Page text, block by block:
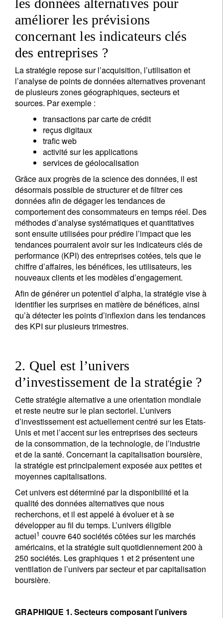
les données alternatives pour
améliorer les prévisions
concernant les indicateurs clés
des entreprises ?
La stratégie repose sur l’acquisition, l’utilisation et
l’analyse de points de données alternatives provenant
de plusieurs zones géographiques, secteurs et
sources. Par exemple :
transactions par carte de crédit
reçus digitaux
trafic web
activité sur les applications
services de géolocalisation
Grâce aux progrès de la science des données, il est
désormais possible de structurer et de filtrer ces
données afin de dégager les tendances de
comportement des consommateurs en temps réel. Des
méthodes d’analyse systématiques et quantitatives
sont ensuite utilisées pour prédire l’impact que les
tendances pourraient avoir sur les indicateurs clés de
performance (KPI) des entreprises cotées, tels que le
chiffre d’affaires, les bénéfices, les utilisateurs, les
nouveaux clients et les modèles d’engagement.
Afin de générer un potentiel d’alpha, la stratégie vise à
identifier les surprises en matière de bénéfices, ainsi
qu’à détecter les points d’inflexion dans les tendances
des KPI sur plusieurs trimestres.
2. Quel est l’univers
d’investissement de la stratégie ?
Cette stratégie alternative a une orientation mondiale
et reste neutre sur le plan sectoriel. L’univers
d’investissement est actuellement centré sur les Etats-
Unis et met l’accent sur les entreprises des secteurs
de la consommation, de la technologie, de l’industrie
et de la santé. Concernant la capitalisation boursière,
la stratégie est principalement exposée aux petites et
moyennes capitalisations.
Cet univers est déterminé par la disponibilité et la
qualité des données alternatives que nous
recherchons, et il est appelé à évoluer et à se
développer au fil du temps. L’univers éligible
actuel1 couvre 640 sociétés côtées sur les marchés
américains, et la stratégie suit quotidiennement 200 à
250 sociétés. Les graphiques 1 et 2 présentent une
ventilation de l’univers par secteur et par capitalisation
boursière.
GRAPHIQUE 1. Secteurs composant l’univers